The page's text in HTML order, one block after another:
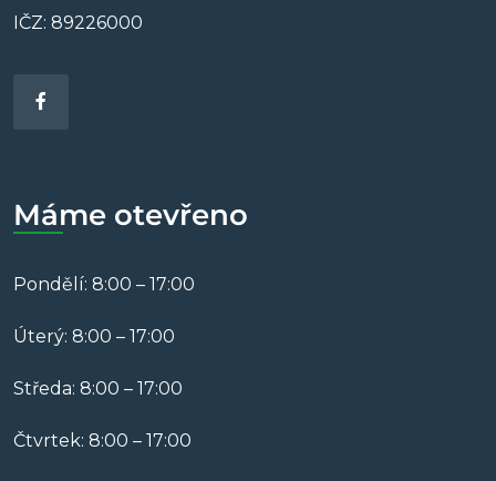
IČZ: 89226000
Máme otevřeno
Pondělí: 8:00 – 17:00
Úterý: 8:00 – 17:00
Středa: 8:00 – 17:00
Čtvrtek: 8:00 – 17:00